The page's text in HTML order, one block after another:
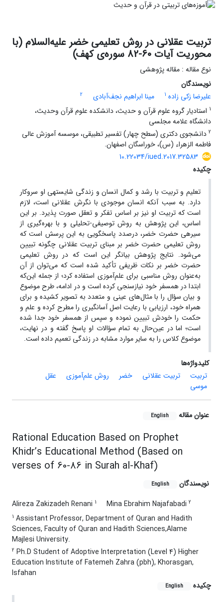
تربیت عقلانی در روش تعلیمی خضر علیه‌السلام (با
محوریت آیات 60-82 سوره‌ی کهف)
نوع مقاله : مقاله پژوهشی
نویسندگان
علیرضا زکی زاده 1 مینا ابراهیم نجف‌آبادی
2
1 استادیار گروه علوم قرآن و حدیث، دانشکده علوم قرآن وحدیث،
دانشگاه علامه مجلسی
2 دانشجوی دکتری (سطح چهار) تفسیر تطبیقی، موسسه آموزش عالی
فاطمه الزهراء (س)، خوراسگان اصفهان.
10.22034/iued.2017.32583
چکیده
تعلیم و تربیت با رشد و کمال انسان و زندگی شایسته­ی او سروکار
دارد. به سبب آنکه انسان موجودی با نگرش عقلانی است، لازم
است که تربیت او نیز بر اساس تفکر و تعقل صورت پذیرد. بر این
اساس، این پژوهش به روش توصیفی-تحلیلی و با بهره‌گیری از
سیره­ی حضرت خضر، درصدد پاسخگویی به این پرسش است که
روش تعلیمی حضرت خضر بر مبنای تربیت عقلانی چگونه تبیین
می‌شود. نتایج پژوهش بیانگر این است که در روش تعلیمی
حضرت خضر بر نکات ظریفی تأکید شده است که می‌توان از آن
به‌عنوان روش مناسبی برای علم‌آموزی استفاده کرد؛ از جمله این‌که
ابتدا در همسفر خود نیازسنجی کرده است و در ادامه، طرح موضوع
و بیان سؤال را با مثال‌های عینی و متعدد به تصویر کشیده و برای
همراه خود، ارزیابی با رعایت اصل آسان­گیری را مطرح کرده و علم و
حکمت را خودش تبیین نموده و سپس از همسفر خود جدا شده
است؛ اما در عین‌حال به تمام سؤالات او پاسخ گفته و در نهایت،
موضوع کلاس را به سایر موارد مشابه در زندگی تعمیم داده است.
کلیدواژه‌ها
تربیت
تربیت عقلانی خضر روش علم‌آموزی
عقل
موسی
عنوان مقاله English
Rational Education Based on Prophet
Khidr’s Educational Method (Based on
verses of 60-86 in Surah al-Khaf)
نویسندگان English
Alireza Zakizadeh Renani 1 Mina Ebrahim Najafabadi 2
1 Assistant Professor, Department of Quran and Hadith
Sciences, Faculty of Quran and Hadith Sciences,Alame
Majlesi University.
2 Ph.D Student of Adoptive Interpretation (Level 4) Higher
Education Institute of Fatemeh Zahra (pbh), Khorasgan,
Isfahan
چکیده
English